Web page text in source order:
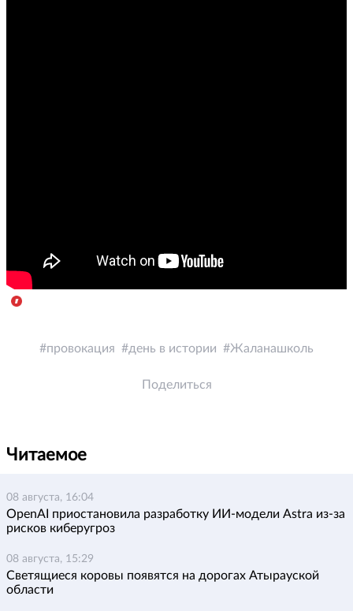
провокация день в истории Жаланашколь
Поделиться
Читаемое
08 августа, 16:04
OpenAI приостановила разработку ИИ-модели Astra из-за
рисков киберугроз
08 августа, 15:29
Светящиеся коровы появятся на дорогах Атырауской
области